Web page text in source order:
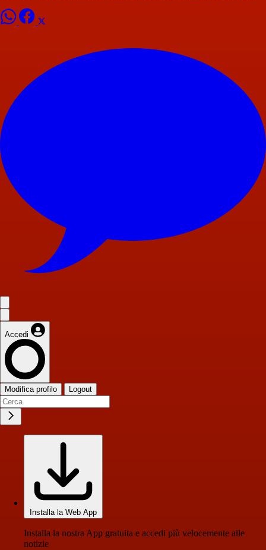
Accedi
Modifica profilo Logout
Installa la Web App
Installa la nostra App gratuita e accedi più velocemente alle
notizie